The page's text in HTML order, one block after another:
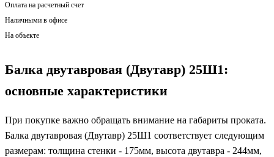
Оплата на расчетный счет
Наличными в офисе
На объекте
Балка двутавровая (Двутавр) 25Ш1:
основные характеристики
При покупке важно обращать внимание на габариты проката.
Балка двутавровая (Двутавр) 25Ш1 соответствует следующим
размерам: толщина стенки - 175мм, высота двутавра - 244мм,